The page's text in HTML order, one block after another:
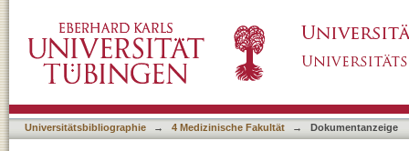
and cAMP
Universitätsbibliographie → 4 Medizinische Fakultät → Dokumentanzeige